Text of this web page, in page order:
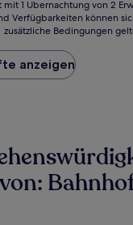
1 Übernachtung von 2
Verfügbarkeiten können
zusätzliche Bedingungen
anzeigen